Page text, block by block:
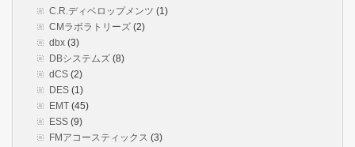
C.R.ディベロップメンツ (1)
CMラボラトリーズ (2)
dbx (3)
DBシステムズ (8)
dCS (2)
DES (1)
EMT (45)
ESS (9)
FMアコースティックス (3)